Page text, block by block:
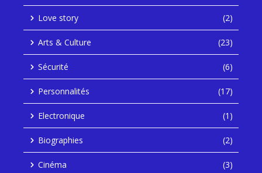
Love story (2)
Arts & Culture (23)
Sécurité (6)
Personnalités (17)
Electronique (1)
Biographies (2)
Cinéma (3)